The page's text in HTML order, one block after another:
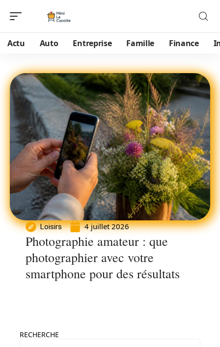
Actu Auto Entreprise Famille Finance
Loisirs 4 juillet 2026
Photographie amateur : que
photographier avec votre
smartphone pour des résultats
RECHERCHE